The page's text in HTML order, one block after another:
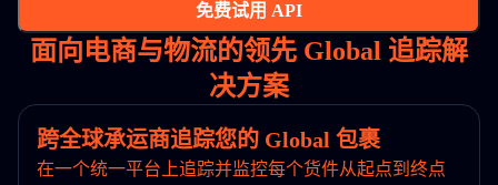
免费试用 API
面向电商与物流的领先 Global 追踪解
决方案
跨全球承运商追踪您的 Global 包裹
在一个统一平台上追踪并监控每个货件从起点到终点